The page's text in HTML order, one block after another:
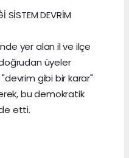
SİSTEM DEVRİM
yer alan il ve ilçe
üyeler
gibi bir karar"
bu demokratik
etti.